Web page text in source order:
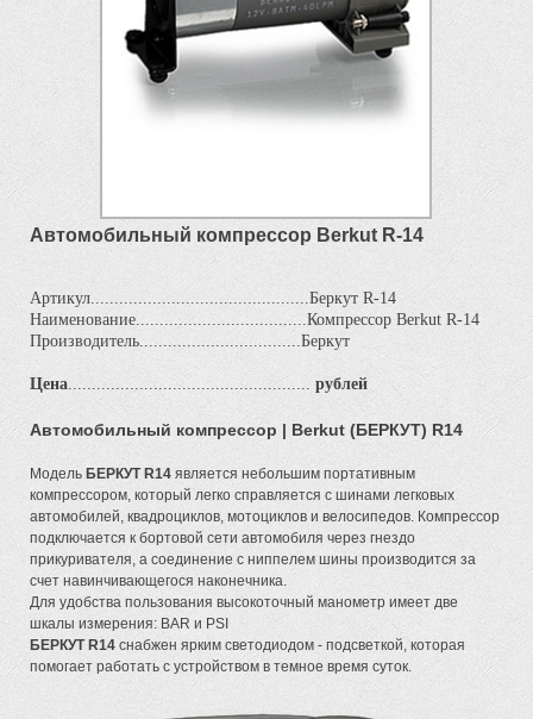
Автомобильный компрессор Berkut R-14
Артикул..............................................Беркут R-14
Наименование....................................Компрессор Berkut R-14
Производитель..................................Беркут
Цена рублей
Автомобильный компрессор | Berkut (БЕРКУТ) R14
Модель БЕРКУТ R14 является небольшим портативным
компрессором, который легко справляется с шинами легковых
автомобилей, квадроциклов, мотоциклов и велосипедов. Компрессор
подключается к бортовой сети автомобиля через гнездо
прикуривателя, а соединение с ниппелем шины производится за
счет навинчивающегося наконечника.
Для удобства пользования высокоточный манометр имеет две
шкалы измерения: BAR и PSI
БЕРКУТ R14 снабжен ярким светодиодом - подсветкой, которая
помогает работать c устройством в темное время суток.